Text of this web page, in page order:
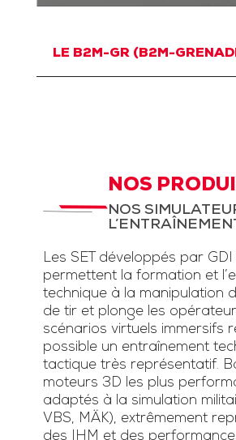
LE B2M-GR (B2M-
NOS
NOS
Les SET développés par
permettent la formation et
technique à la manipulation
de tir et plonge les
scénarios virtuels immersifs
possible un entraînement
tactique très représentatif.
moteurs 3D les plus
adaptés à la simulation
VBS, MÄK), extrêmement
des IHM et des